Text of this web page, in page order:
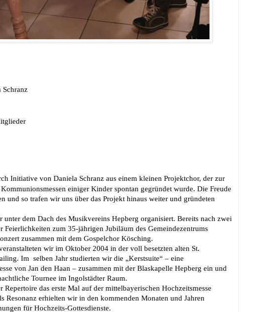
Schranz
Initiative von Daniela Schranz aus einem kleinen Projektchor, der zur
einiger Kinder spontan gegründet wurde. Die Freude
und so trafen wir uns über das Projekt hinaus weiter und gründeten
unter dem Dach des Musikvereins Hepberg organisiert. Bereits nach zwei
Feierlichkeiten zum 35-jährigen Jubiläum des Gemeindezentrums
zusammen mit dem Gospelchor Kösching.
wir im Oktober 2004 in der voll besetzten alten St.
Im selben Jahr studierten wir die „Kerstsuite“ – eine
von Jan den Haan – zusammen mit der Blaskapelle Hepberg ein und
Tournee im Ingolstädter Raum.
das erste Mal auf der mittelbayerischen Hochzeitsmesse
Resonanz erhielten wir in den kommenden Monaten und Jahren
für Hochzeits-Gottesdienste.